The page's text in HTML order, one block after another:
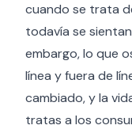
cuando se trata
todavía se
embargo, lo que
línea y fuera de
cambiado, y la
tratas a los